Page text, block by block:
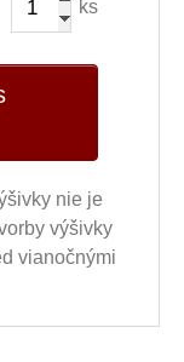
ks
nie je
výšivky
vianočnými